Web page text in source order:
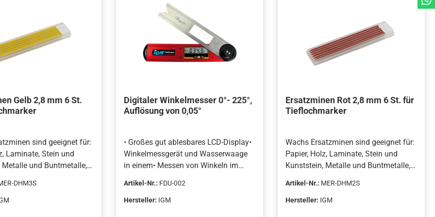
Handhabung und das
Lineals mit den Fingern
Material aus
ist verschleiß-
Das Aluminiumlegierungsmaterial ist
verschleiß- und korrosionsbeständig.
Gelb 2,8 mm 6 St.
sind geeignet für:
Laminate, Stein und
Metalle und Buntmetalle,
6 St. gelbe
DHM3S
Digitaler Winkelmesser 0°- 225°,
Auflösung von 0,05°
• Großes gut ablesbares LCD-Display•
Winkelmessgerät und Wasserwaage
in einem• Messen von Winkeln im
Winkelmesser mit einem
Artikel-Nr.: FDU-002
Hersteller: IGM
Ersatzminen Rot 2,8 mm 6 St. für
Tieflochmarker
Wachs Ersatzminen sind geeignet für:
Papier, Holz, Laminate, Stein und
Kunststein, Metalle und Buntmetalle,
120 mmLieferumfang:• 6 St.
Artikel-Nr.: MER-DHM2S
Hersteller: IGM